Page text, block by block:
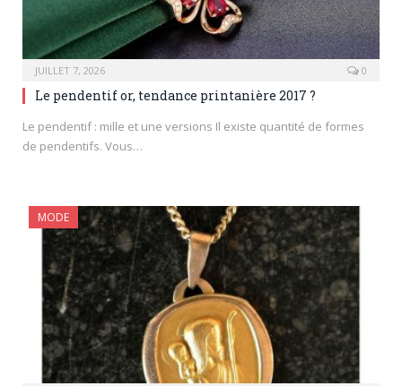
JUILLET 7, 2026 0
Le pendentif or, tendance printanière 2017 ?
Le pendentif : mille et une versions Il existe quantité de formes
de pendentifs. Vous…
MODE